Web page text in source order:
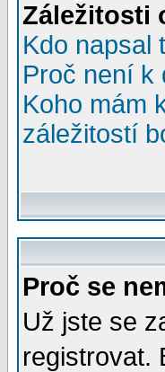
Záležitosti
Kdo napsal
Proč není k
Koho mám
záležitostí
Proč se
Už jste se
registrovat.